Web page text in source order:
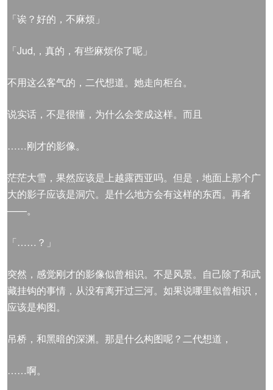
「诶？好的，不麻烦」
「Jud,，真的，有些麻烦你了呢」
不用这么客气的，二代想道。她走向柜台。
说实话，不是很懂，为什么会变成这样。而且
……刚才的影像。
茫茫大雪，果然应该是上越露西亚吗。但是，地面上那个广
大的影子应该是洞穴。是什么地方会有这样的东西。再者
——。
「……？」
突然，感觉刚才的影像似曾相识。不是风景。自己除了和武
藏挂钩的事情，从没有离开过三河。如果说哪里似曾相识，
应该是构图。
吊桥，和黑暗的深渊。那是什么构图呢？二代想道，
……啊。